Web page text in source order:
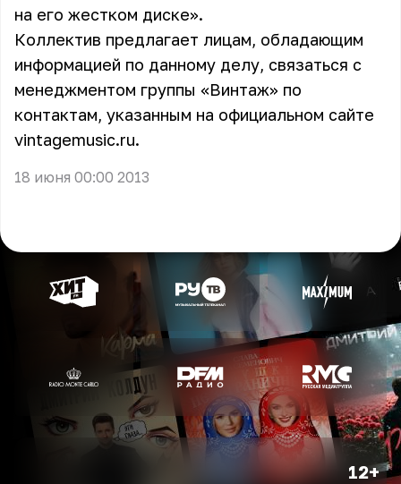
на его жестком диске».
Коллектив предлагает лицам, обладающим
информацией по данному делу, связаться с
менеджментом группы «Винтаж» по
контактам, указанным на официальном сайте
vintagemusic.ru.
18 июня 00:00 2013
12+